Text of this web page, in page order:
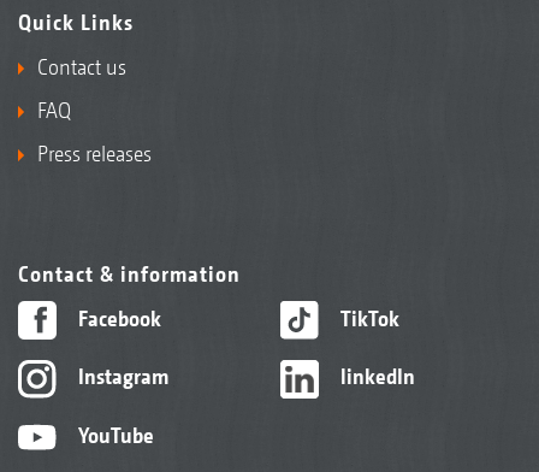
Quick Links
Contact us
FAQ
Press releases
Contact & information
Facebook
Instagram
YouTube
TikTok
linkedIn